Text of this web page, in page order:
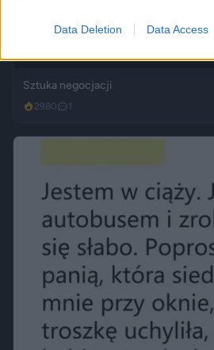
Data Deletion Data Access
Sztuka negocjacji
2980 1